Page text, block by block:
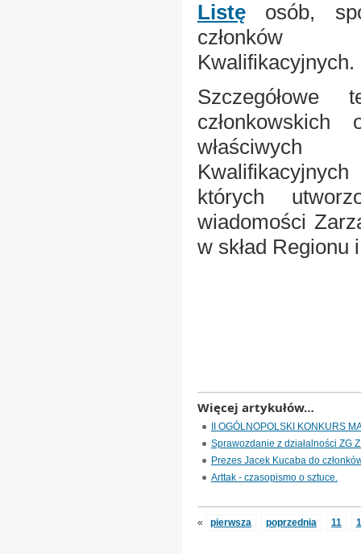
Listęosób,
członków
Kwalifikacyjnych.
Szczegółowe
których
wiadomości
w skład Regionu
Więcej artykułów…
II OGÓLNOPOLSKI KONKURS
Sprawozdanie z działalności ZG
Prezes Jacek Kucaba do
Arttak - czasopismo o sztuce.
« pierwsza poprzednia 11